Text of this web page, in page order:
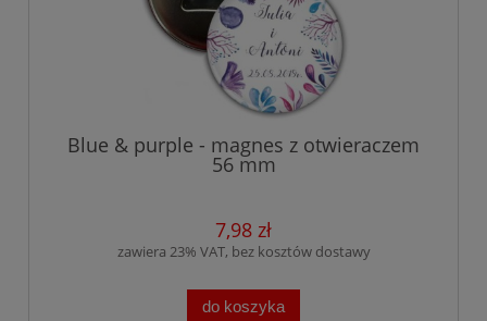
Blue & purple - magnes z otwieraczem
56 mm
7,98 zł
zawiera 23% VAT, bez kosztów dostawy
do koszyka